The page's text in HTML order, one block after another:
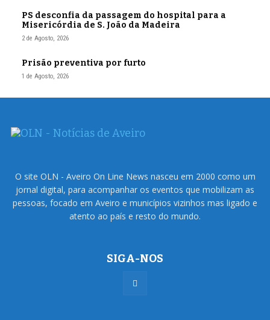
PS desconfia da passagem do hospital para a
Misericórdia de S. João da Madeira
2 de Agosto, 2026
Prisão preventiva por furto
1 de Agosto, 2026
O site OLN - Aveiro On Line News nasceu em 2000 como um
jornal digital, para acompanhar os eventos que mobilizam as
pessoas, focado em Aveiro e municípios vizinhos mas ligado e
atento ao país e resto do mundo.
SIGA-NOS